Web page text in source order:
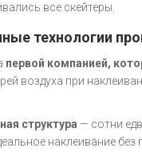
все скейтеры.
технологии
первой компанией,
воздуха при
структура — сотни
наклеивание без